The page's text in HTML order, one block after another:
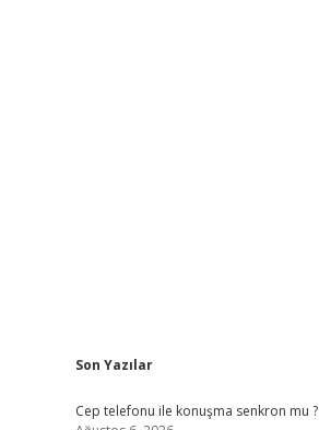
Sidebar
Son Yazılar
Cep telefonu ile konuşma senkron mu ?